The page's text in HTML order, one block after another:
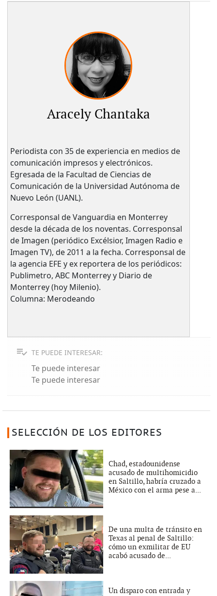
Aracely Chantaka
Periodista con 35 de experiencia en medios de
comunicación impresos y electrónicos.
Egresada de la Facultad de Ciencias de
Comunicación de la Universidad Autónoma de
Nuevo León (UANL).
Corresponsal de Vanguardia en Monterrey
desde la década de los noventas. Corresponsal
de Imagen (periódico Excélsior, Imagen Radio e
Imagen TV), de 2011 a la fecha. Corresponsal de
la agencia EFE y ex reportera de los periódicos:
Publimetro, ABC Monterrey y Diario de
Monterrey (hoy Milenio).
Columna: Merodeando
TE PUEDE INTERESAR:
Te puede interesar
Te puede interesar
SELECCIÓN DE LOS EDITORES
Chad, estadounidense
acusado de multihomicidio
en Saltillo, habría cruzado a
México con el arma pese a...
De una multa de tránsito en
Texas al penal de Saltillo:
cómo un exmilitar de EU
acabó acusado de...
Un disparo con entrada y